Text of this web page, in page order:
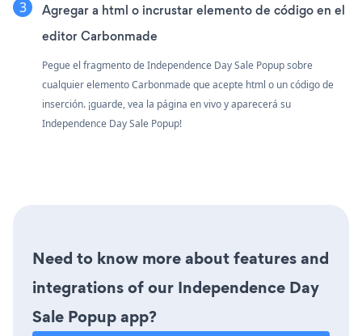
Agregar a html o incrustar elemento de código en el
editor Carbonmade
Pegue el fragmento de Independence Day Sale Popup sobre
cualquier elemento Carbonmade que acepte html o un código de
inserción. ¡guarde, vea la página en vivo y aparecerá su
Independence Day Sale Popup!
Need to know more about features and
integrations of our Independence Day
Sale Popup app?